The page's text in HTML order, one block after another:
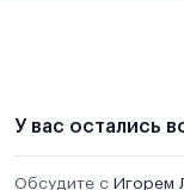
У вас остались
Обсудите с Игорем